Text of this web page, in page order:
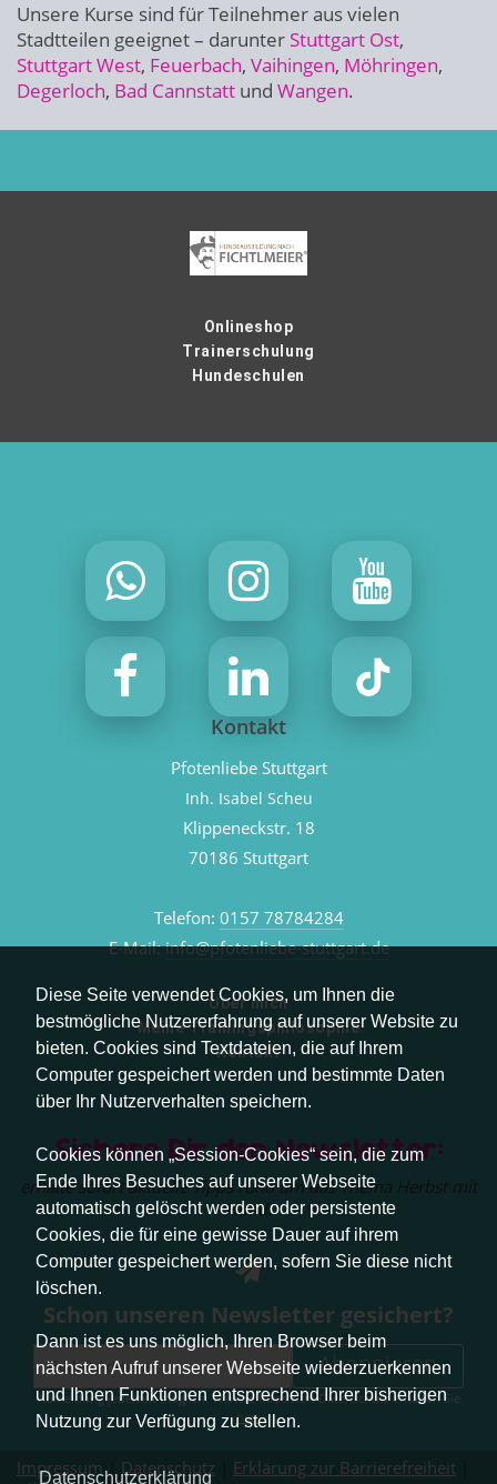
Diese Seite verwendet Cookies, um Ihnen die
bestmögliche Nutzererfahrung auf unserer Website zu
bieten. Cookies sind Textdateien, die auf Ihrem
Computer gespeichert werden und bestimmte Daten
über Ihr Nutzerverhalten speichern.
Cookies können „Session-Cookies“ sein, die zum
Ende Ihres Besuches auf unserer Webseite
automatisch gelöscht werden oder persistente
Cookies, die für eine gewisse Dauer auf ihrem
Computer gespeichert werden, sofern Sie diese nicht
löschen.
Dann ist es uns möglich, Ihren Browser beim
nächsten Aufruf unserer Webseite wiederzuerkennen
und Ihnen Funktionen entsprechend Ihrer bisherigen
Nutzung zur Verfügung zu stellen.
Datenschutzerklärung
Unsere Kurse sind für Teilnehmer aus vielen
Stadtteilen geeignet – darunter Stuttgart Ost,
Stuttgart West, Feuerbach, Vaihingen, Möhringen,
Degerloch, Bad Cannstatt und Wangen.
Onlineshop
Trainerschulung
Hundeschulen
Kontakt
Pfotenliebe Stuttgart
Inh. Isabel Scheu
Klippeneckstr. 18
70186 Stuttgart
Telefon: 0157 78784284
E-Mail:info@pfotenliebe-stuttgart.de
Über mich
Meine Trainingsphilosophie
Kontakt
Sichere Dir den Newsletter:
erhalte sofort aktuelle Tipps rund um das Thema Herbst mit
Hund.
Schon unseren Newsletter gesichert?
Abonnieren
Abmeldung jederzeit möglich. Weitere Infos zum Datenschutz erhalten Sie
hier.
Impressum| Datenschutz Erklärung zur Barrierefreiheit